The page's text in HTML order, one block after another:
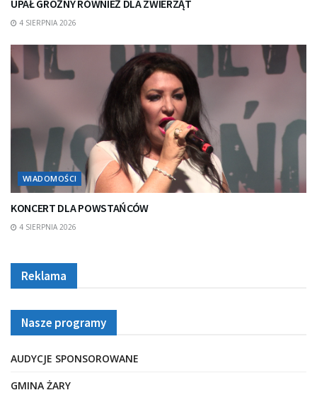
UPAŁ GROŹNY RÓWNIEŻ DLA ZWIERZĄT
4 SIERPNIA 2026
WIADOMOŚCI
KONCERT DLA POWSTAŃCÓW
4 SIERPNIA 2026
Reklama
Nasze programy
AUDYCJE SPONSOROWANE
GMINA ŻARY